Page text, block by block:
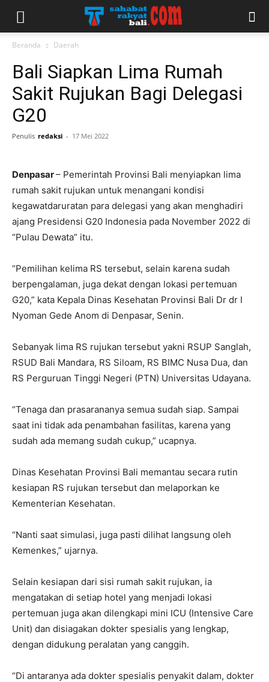
Beranda Daerah
Bali Siapkan Lima Rumah
Sakit Rujukan Bagi Delegasi
G20
Penulis redaksi - 17 Mei 2022
Denpasar– Pemerintah Provinsi Bali menyiapkan lima
rumah sakit rujukan untuk menangani kondisi
kegawatdaruratan para delegasi yang akan menghadiri
ajang Presidensi G20 Indonesia pada November 2022 di
“Pulau Dewata” itu.
“Pemilihan kelima RS tersebut, selain karena sudah
berpengalaman, juga dekat dengan lokasi pertemuan
G20,” kata Kepala Dinas Kesehatan Provinsi Bali Dr dr I
Nyoman Gede Anom di Denpasar, Senin.
Sebanyak lima RS rujukan tersebut yakni RSUP Sanglah,
RSUD Bali Mandara, RS Siloam, RS BIMC Nusa Dua, dan
RS Perguruan Tinggi Negeri (PTN) Universitas Udayana.
“Tenaga dan prasarananya semua sudah siap. Sampai
saat ini tidak ada penambahan fasilitas, karena yang
sudah ada memang sudah cukup,” ucapnya.
Dinas Kesehatan Provinsi Bali memantau secara rutin
kesiapan RS rujukan tersebut dan melaporkan ke
Kementerian Kesehatan.
“Nanti saat simulasi, juga pasti dilihat langsung oleh
Kemenkes,” ujarnya.
Selain kesiapan dari sisi rumah sakit rujukan, ia
mengatakan di setiap hotel yang menjadi lokasi
pertemuan juga akan dilengkapi mini ICU (Intensive Care
Unit) dan disiagakan dokter spesialis yang lengkap,
dengan didukung peralatan yang canggih.
“Di antaranya ada dokter spesialis penyakit dalam, dokter